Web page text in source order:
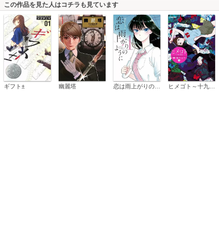
この作品を見た人はコチラも見ています
ギフト± 幽麗塔 ヒメゴト～十九歳の制服～